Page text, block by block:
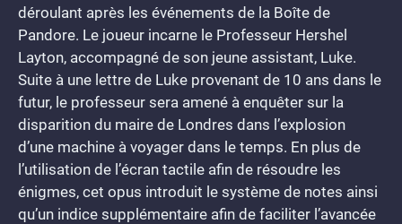
déroulant après les événements de la Boîte de
Pandore. Le joueur incarne le Professeur Hershel
Layton, accompagné de son jeune assistant, Luke.
Suite à une lettre de Luke provenant de 10 ans dans le
futur, le professeur sera amené à enquêter sur la
disparition du maire de Londres dans l’explosion
d’une machine à voyager dans le temps. En plus de
l’utilisation de l’écran tactile afin de résoudre les
énigmes, cet opus introduit le système de notes ainsi
qu’un indice supplémentaire afin de faciliter l’avancée